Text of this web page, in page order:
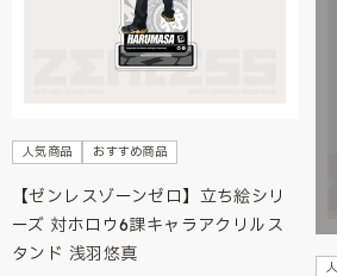
人気商品 おすすめ商品
【ゼンレスゾーンゼロ】立ち絵シリ
ーズ 対ホロウ6課キャラアクリルス
タンド 浅羽悠真